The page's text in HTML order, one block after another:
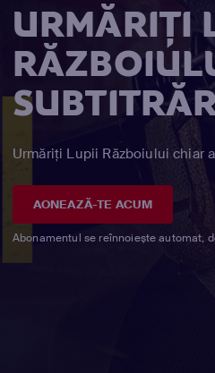
URMĂRIȚI
Urmăriți Lupii Războiului chiar
AONEAZĂ-TE ACUM
Abonamentul se reînnoiește automat,